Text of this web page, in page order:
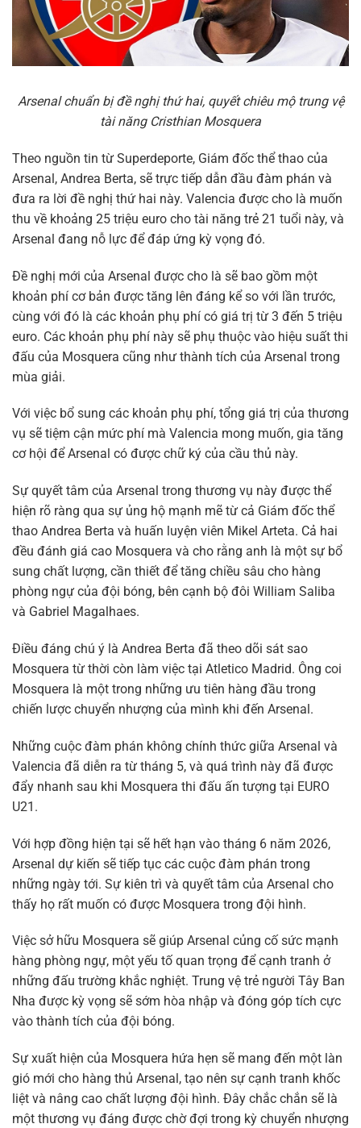
Arsenal chuẩn bị đề nghị thứ hai, quyết chiêu mộ trung vệ
tài năng Cristhian Mosquera
Theo nguồn tin từ Superdeporte, Giám đốc thể thao của
Arsenal, Andrea Berta, sẽ trực tiếp dẫn đầu đàm phán và
đưa ra lời đề nghị thứ hai này. Valencia được cho là muốn
thu về khoảng 25 triệu euro cho tài năng trẻ 21 tuổi này, và
Arsenal đang nỗ lực để đáp ứng kỳ vọng đó.
Đề nghị mới của Arsenal được cho là sẽ bao gồm một
khoản phí cơ bản được tăng lên đáng kể so với lần trước,
cùng với đó là các khoản phụ phí có giá trị từ 3 đến 5 triệu
euro. Các khoản phụ phí này sẽ phụ thuộc vào hiệu suất thi
đấu của Mosquera cũng như thành tích của Arsenal trong
mùa giải.
Với việc bổ sung các khoản phụ phí, tổng giá trị của thương
vụ sẽ tiệm cận mức phí mà Valencia mong muốn, gia tăng
cơ hội để Arsenal có được chữ ký của cầu thủ này.
Sự quyết tâm của Arsenal trong thương vụ này được thể
hiện rõ ràng qua sự ủng hộ mạnh mẽ từ cả Giám đốc thể
thao Andrea Berta và huấn luyện viên Mikel Arteta. Cả hai
đều đánh giá cao Mosquera và cho rằng anh là một sự bổ
sung chất lượng, cần thiết để tăng chiều sâu cho hàng
phòng ngự của đội bóng, bên cạnh bộ đôi William Saliba
và Gabriel Magalhaes.
Điều đáng chú ý là Andrea Berta đã theo dõi sát sao
Mosquera từ thời còn làm việc tại Atletico Madrid. Ông coi
Mosquera là một trong những ưu tiên hàng đầu trong
chiến lược chuyển nhượng của mình khi đến Arsenal.
Những cuộc đàm phán không chính thức giữa Arsenal và
Valencia đã diễn ra từ tháng 5, và quá trình này đã được
đẩy nhanh sau khi Mosquera thi đấu ấn tượng tại EURO
U21.
Với hợp đồng hiện tại sẽ hết hạn vào tháng 6 năm 2026,
Arsenal dự kiến sẽ tiếp tục các cuộc đàm phán trong
những ngày tới. Sự kiên trì và quyết tâm của Arsenal cho
thấy họ rất muốn có được Mosquera trong đội hình.
Việc sở hữu Mosquera sẽ giúp Arsenal củng cố sức mạnh
hàng phòng ngự, một yếu tố quan trọng để cạnh tranh ở
những đấu trường khắc nghiệt. Trung vệ trẻ người Tây Ban
Nha được kỳ vọng sẽ sớm hòa nhập và đóng góp tích cực
vào thành tích của đội bóng.
Sự xuất hiện của Mosquera hứa hẹn sẽ mang đến một làn
gió mới cho hàng thủ Arsenal, tạo nên sự cạnh tranh khốc
liệt và nâng cao chất lượng đội hình. Đây chắc chắn sẽ là
một thương vụ đáng được chờ đợi trong kỳ chuyển nhượng